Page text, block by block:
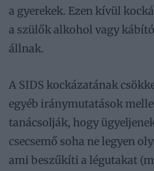
a gyerekek. Ezen kívül
a szülők alkohol vagy
állnak.
A SIDS kockázatának
egyéb iránymutatások
tanácsolják, hogy
csecsemő soha ne legyen
ami beszűkíti a légutakat